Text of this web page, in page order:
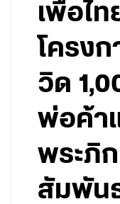
เพื่อไท
โครง
วิด
พ่อค้า
พระภิ
สัมพัน